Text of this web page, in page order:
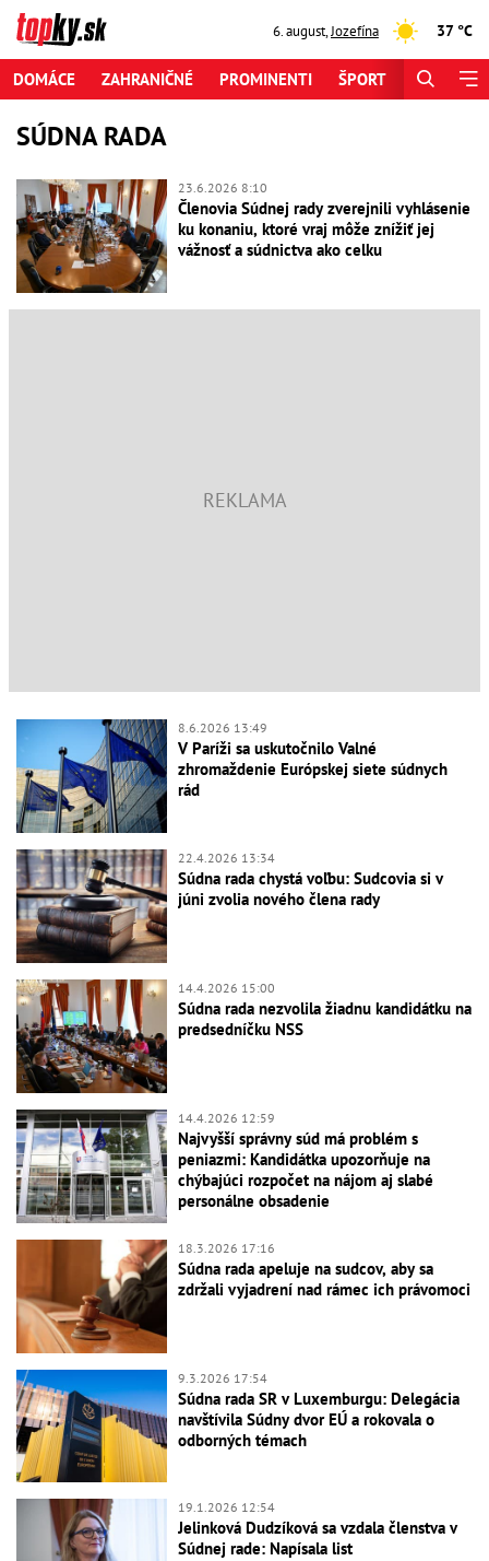
6. august,Jozefína 37 °C
DOMÁCE ZAHRANIČNÉ PROMINENTI ŠPORT
SÚDNA RADA
23.6.2026 8:10
Členovia Súdnej rady zverejnili vyhlásenie
ku konaniu, ktoré vraj môže znížiť jej
vážnosť a súdnictva ako celku
8.6.2026 13:49
V Paríži sa uskutočnilo Valné
zhromaždenie Európskej siete súdnych
rád
22.4.2026 13:34
Súdna rada chystá voľbu: Sudcovia si v
júni zvolia nového člena rady
14.4.2026 15:00
Súdna rada nezvolila žiadnu kandidátku na
predsedníčku NSS
14.4.2026 12:59
Najvyšší správny súd má problém s
peniazmi: Kandidátka upozorňuje na
chýbajúci rozpočet na nájom aj slabé
personálne obsadenie
18.3.2026 17:16
Súdna rada apeluje na sudcov, aby sa
zdržali vyjadrení nad rámec ich právomoci
9.3.2026 17:54
Súdna rada SR v Luxemburgu: Delegácia
navštívila Súdny dvor EÚ a rokovala o
odborných témach
19.1.2026 12:54
Jelinková Dudzíková sa vzdala členstva v
Súdnej rade: Napísala list